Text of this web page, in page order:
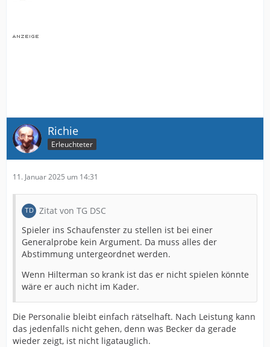
Richie
Erleuchteter
11. Januar 2025 um 14:31
Zitat von TG DSC
Spieler ins Schaufenster zu stellen ist bei einer
Generalprobe kein Argument. Da muss alles der
Abstimmung untergeordnet werden.
Wenn Hilterman so krank ist das er nicht spielen könnte
wäre er auch nicht im Kader.
Die Personalie bleibt einfach rätselhaft. Nach Leistung kann
das jedenfalls nicht gehen, denn was Becker da gerade
wieder zeigt, ist nicht ligatauglich.